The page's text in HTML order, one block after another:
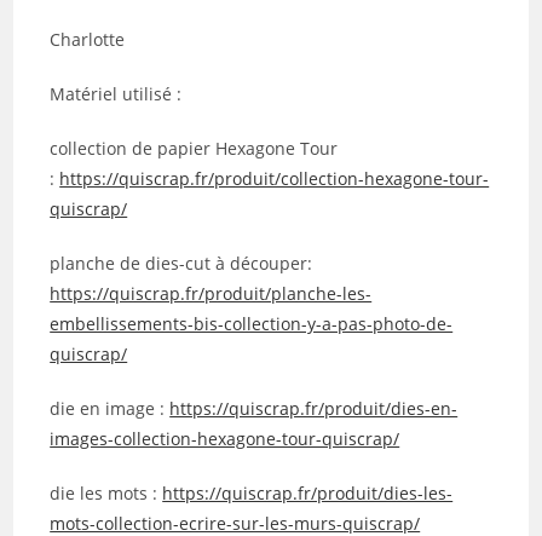
Charlotte
Matériel utilisé :
collection de papier Hexagone Tour
: https://quiscrap.fr/produit/collection-hexagone-tour-
quiscrap/
planche de dies-cut à découper:
https://quiscrap.fr/produit/planche-les-
embellissements-bis-collection-y-a-pas-photo-de-
quiscrap/
die en image : https://quiscrap.fr/produit/dies-en-
images-collection-hexagone-tour-quiscrap/
die les mots : https://quiscrap.fr/produit/dies-les-
mots-collection-ecrire-sur-les-murs-quiscrap/